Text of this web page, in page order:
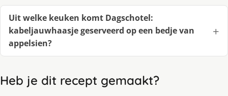
Uit welke keuken komt Dagschotel:
kabeljauwhaasje geserveerd op een bedje van
appelsien?
Heb je dit recept gemaakt?